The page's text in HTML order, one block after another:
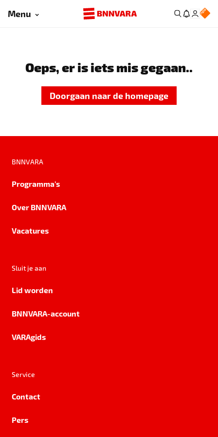
Menu
Oeps, er is iets mis gegaan..
Doorgaan naar de homepage
BNNVARA
Programma's
Over BNNVARA
Vacatures
Sluit je aan
Lid worden
BNNVARA-account
VARAgids
Service
Contact
Pers